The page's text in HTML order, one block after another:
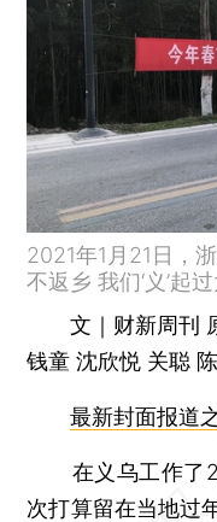
2021年1月21日，
不返乡 我们‘义’起
文｜财新周刊
钱童 沈欣悦 关聪
最新封面报道
在义乌工作了21
次打算留在当地过